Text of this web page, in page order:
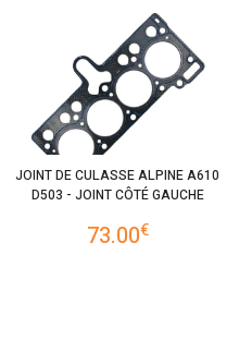
JOINT DE CULASSE ALPINE A610
D503 - JOINT CÔTÉ GAUCHE
73.00€